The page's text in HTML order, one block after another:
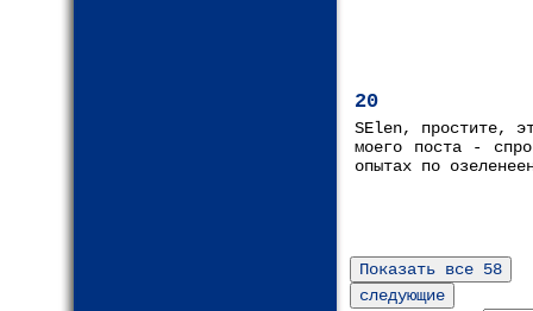
20
SElen, простите,
моего поста -
опытах по